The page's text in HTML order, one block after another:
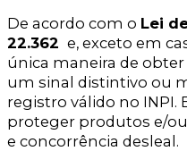
De acordo com o Lei
22.362 e, exceto em
única maneira de
um sinal distintivo ou
registro válido no INPI.
proteger produtos e/
e concorrência desleal.